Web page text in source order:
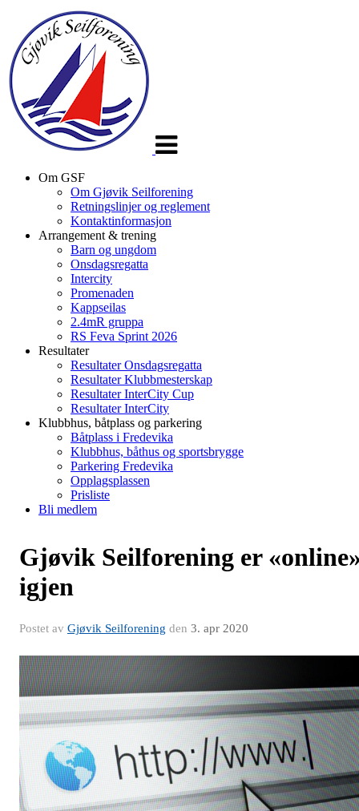
Om GSF
Om Gjøvik Seilforening
Retningslinjer og reglement
Kontaktinformasjon
Arrangement & trening
Barn og ungdom
Onsdagsregatta
Intercity
Promenaden
Kappseilas
2.4mR gruppa
RS Feva Sprint 2026
Resultater
Resultater Onsdagsregatta
Resultater Klubbmesterskap
Resultater InterCity Cup
Resultater InterCity
Klubbhus, båtplass og parkering
Båtplass i Fredevika
Klubbhus, båthus og sportsbrygge
Parkering Fredevika
Opplagsplassen
Prisliste
Bli medlem
Gjøvik Seilforening er
igjen
Postet av Gjøvik Seilforening den 3. apr 2020